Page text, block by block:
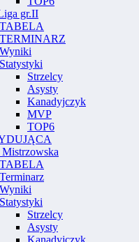
gr.II
TABELA
TERMINARZ
Wyniki
Statystyki
Strzelcy
Asysty
Kanadyjczyk
MVP
TOP6
TABELA
Terminarz
Wyniki
Statystyki
Strzelcy
Asysty
Kanadyjczyk